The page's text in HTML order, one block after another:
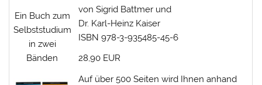
Ein Buch zum
Selbststudium
in zwei
Bänden
von Sigrid Battmer und
Dr. Karl-Heinz Kaiser
ISBN 978-3-935485-45-6
28,90 EUR
Auf über 500 Seiten wird Ihnen anhand